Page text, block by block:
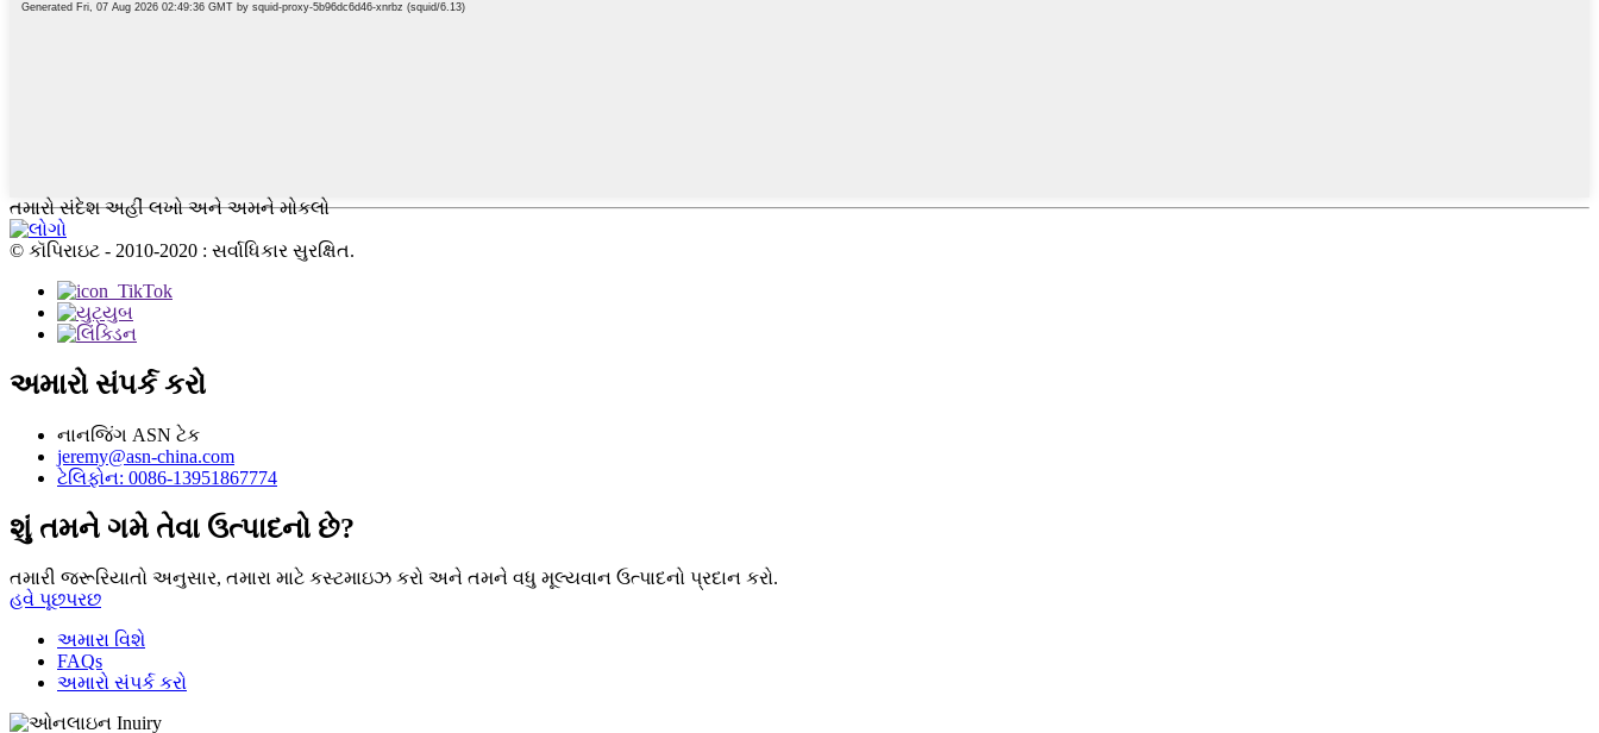
તમારો સંદેશ અહીં લખો અને અમને મોકલો
© કૉપિરાઇટ - 2010-2020 : સર્વાધિકાર સુરક્ષિત.
અમારો સંપર્ક કરો
નાનજિંગ ASN ટેક
jeremy@asn-china.com
ટેલિફોન: 0086-13951867774
શું તમને ગમે તેવા ઉત્પાદનો છે?
તમારી જરૂરિયાતો અનુસાર, તમારા માટે કસ્ટમાઇઝ કરો અને તમને વધુ મૂલ્યવાન ઉત્પાદનો પ્રદાન કરો.
હવે પૂછપરછ
અમારા વિશે
FAQs
અમારો સંપર્ક કરો